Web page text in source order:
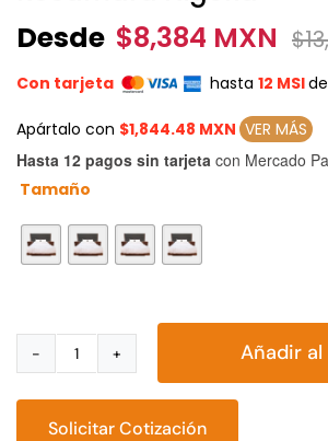
Desde $8,384 MXN $
Con tarjeta hasta 12 MSI
Apártalo con $1,844.48 MXN VER MÁS
Hasta 12 pagos sin tarjeta con Mercado
Tamaño
Recámara
Nigeria
cantidad
Añadir
Solicitar Cotización